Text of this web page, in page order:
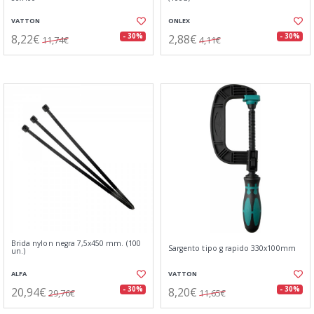
VATTON
8,22€ 11,74€ - 30%
ONLEX
2,88€ 4,11€ - 30%
Brida nylon negra 7,5x450 mm. (100
un.)
ALFA
20,94€ 29,76€ - 30%
Sargento tipo g rapido 330x100mm
VATTON
8,20€ 11,65€ - 30%